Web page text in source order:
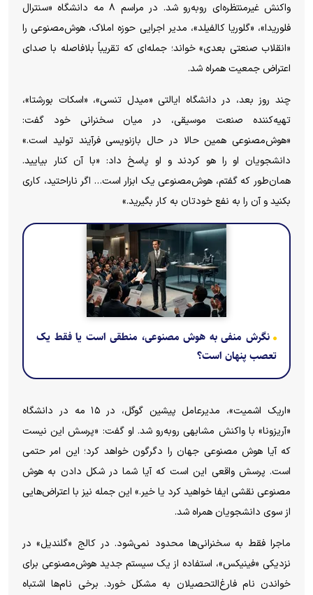
واکنش غیرمنتظره‌ای روبه‌رو شد. در مراسم ۸ مه دانشگاه «سنترال
فلوریدا»، «گلوریا کالفیلد»، مدیر اجرایی حوزه املاک، هوش‌مصنوعی را
«انقلاب صنعتی بعدی» خواند؛ جمله‌ای که تقریباً بلافاصله با صدای
اعتراض جمعیت همراه شد.
چند روز بعد، در دانشگاه ایالتی «میدل تنسی»، «اسکات بورشتا»،
تهیه‌کننده صنعت موسیقی، در میان سخنرانی خود گفت:
«هوش‌مصنوعی همین حالا در حال بازنویسی فرآیند تولید است.»
دانشجویان او را هو کردند و او پاسخ داد: «با آن کنار بیایید.
همان‌طور که گفتم، هوش‌مصنوعی یک ابزار است… اگر ناراحتید، کاری
بکنید و آن را به نفع خودتان به کار بگیرید.»
نگرش منفی به هوش مصنوعی، منطقی است یا فقط یک
تعصب پنهان است؟
«اریک اشمیت»، مدیرعامل پیشین گوگل، در ۱۵ مه در دانشگاه
«آریزونا» با واکنش مشابهی روبه‌رو شد. او گفت: «پرسش این نیست
که آیا هوش مصنوعی جهان را دگرگون خواهد کرد؛ این امر حتمی
است. پرسش واقعی این است که آیا شما در شکل دادن به هوش
مصنوعی نقشی ایفا خواهید کرد یا خیر.» این جمله نیز با اعتراض‌هایی
از سوی دانشجویان همراه شد.
ماجرا فقط به سخنرانی‌ها محدود نمی‌شود. در کالج «گلندیل» در
نزدیکی «فینیکس»، استفاده از یک سیستم جدید هوش‌مصنوعی برای
خواندن نام فارغ‌التحصیلان به مشکل خورد. برخی نام‌ها اشتباه